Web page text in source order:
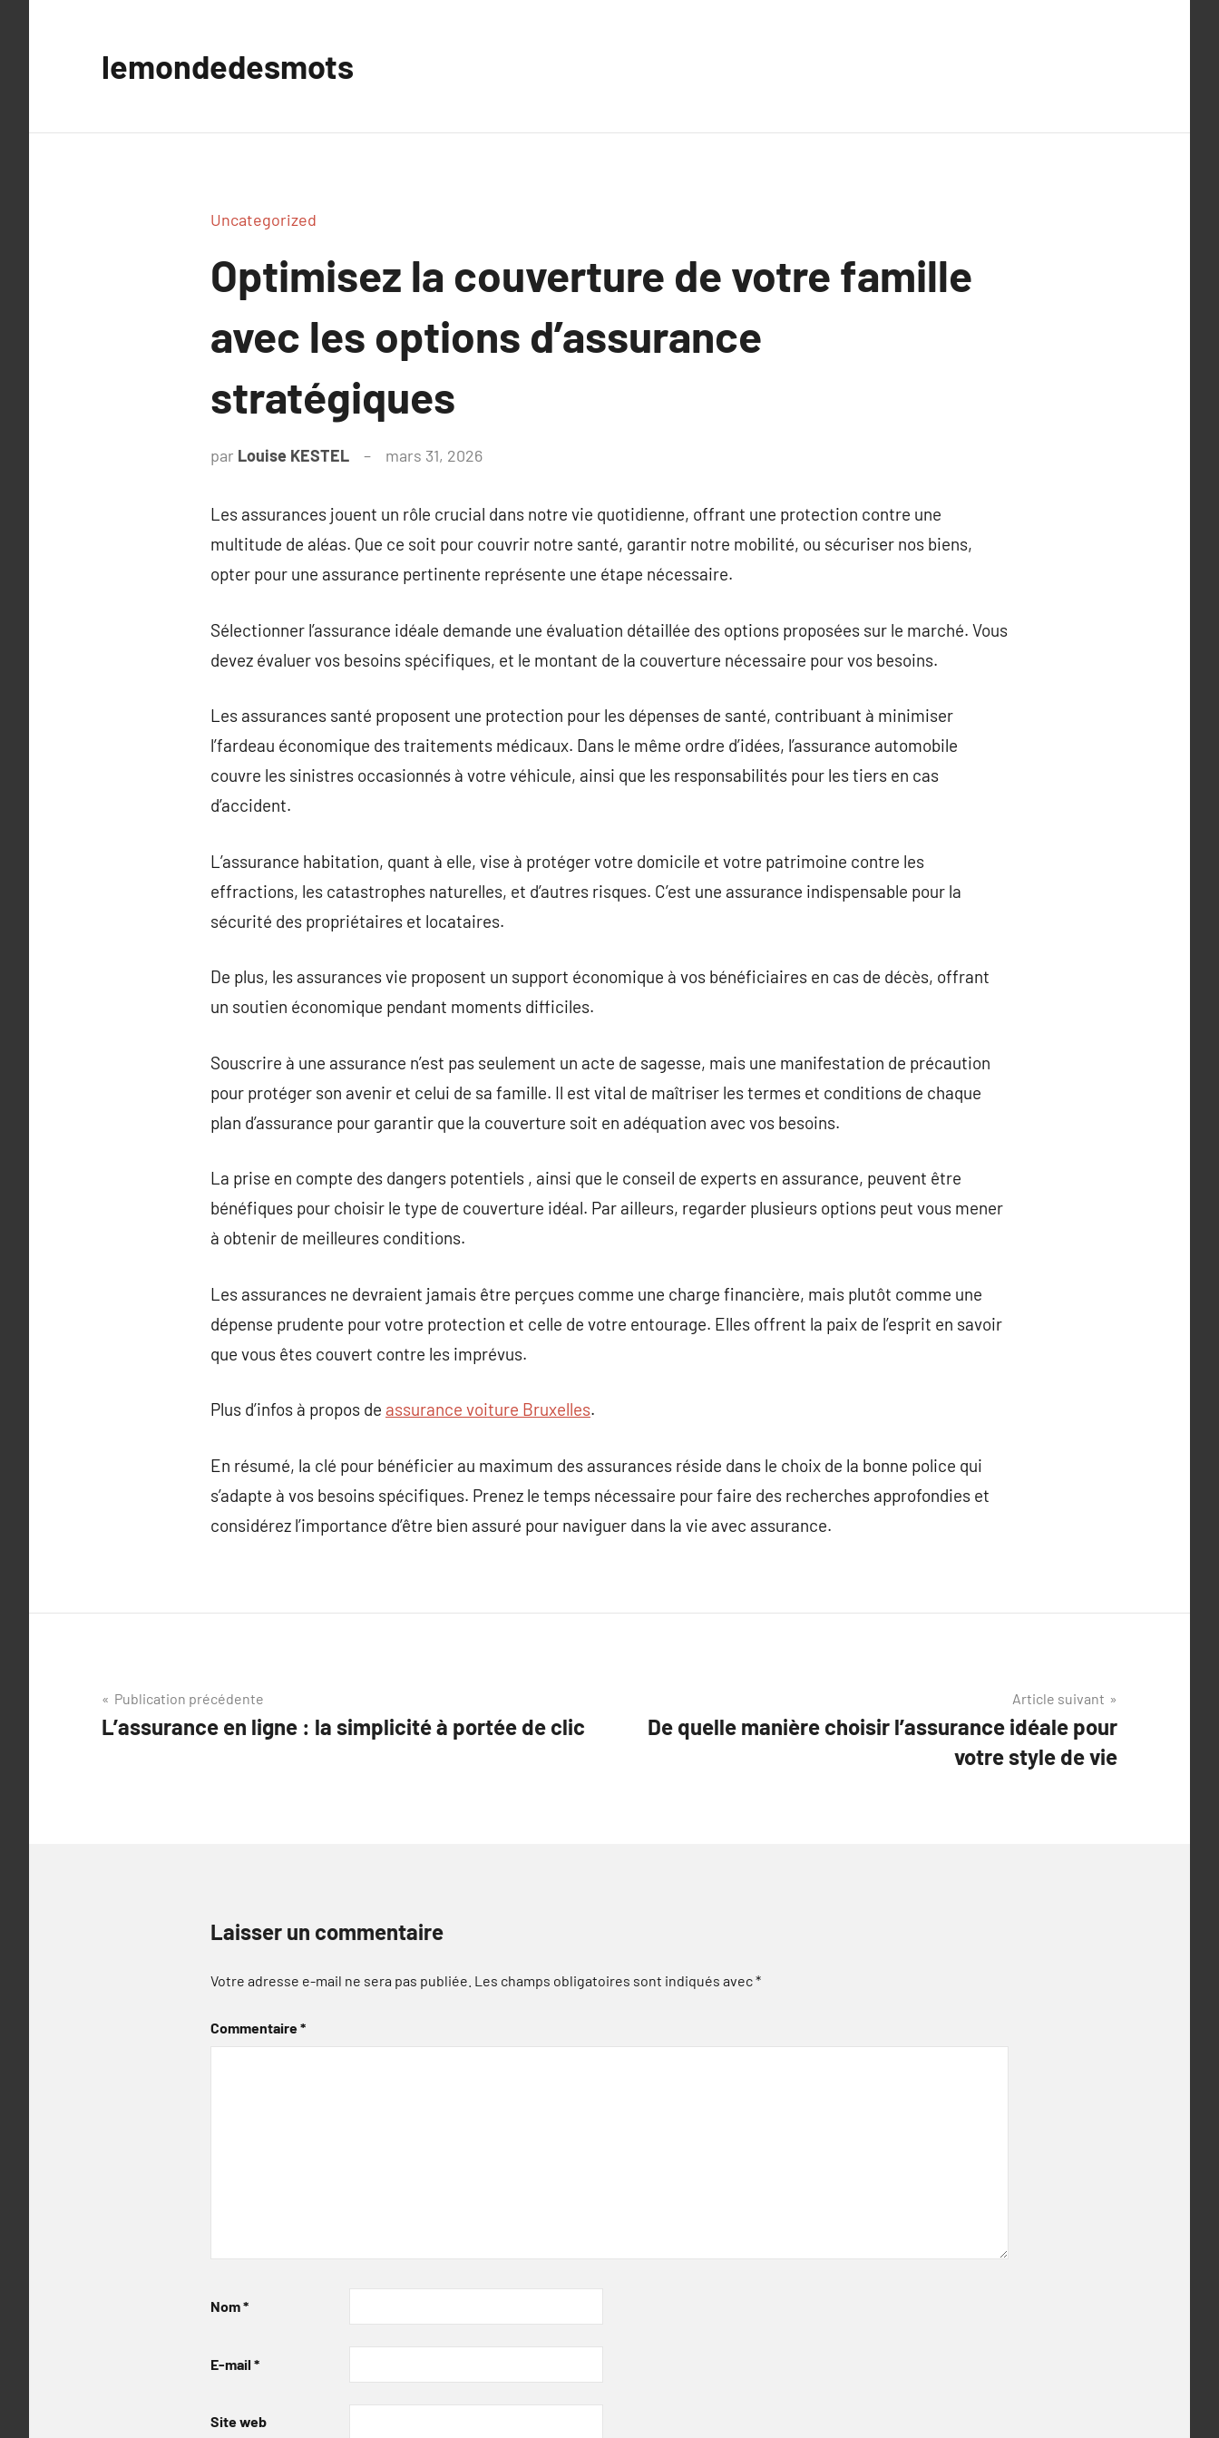
lemondedesmots
Uncategorized
Optimisez la couverture de votre famille
avec les options d’assurance
stratégiques
par Louise KESTEL mars 31, 2026
Les assurances jouent un rôle crucial dans notre vie quotidienne, offrant une protection contre une
multitude de aléas. Que ce soit pour couvrir notre santé, garantir notre mobilité, ou sécuriser nos biens,
opter pour une assurance pertinente représente une étape nécessaire.
Sélectionner l’assurance idéale demande une évaluation détaillée des options proposées sur le marché. Vous
devez évaluer vos besoins spécifiques, et le montant de la couverture nécessaire pour vos besoins.
Les assurances santé proposent une protection pour les dépenses de santé, contribuant à minimiser
l’fardeau économique des traitements médicaux. Dans le même ordre d’idées, l’assurance automobile
couvre les sinistres occasionnés à votre véhicule, ainsi que les responsabilités pour les tiers en cas
d’accident.
L’assurance habitation, quant à elle, vise à protéger votre domicile et votre patrimoine contre les
effractions, les catastrophes naturelles, et d’autres risques. C’est une assurance indispensable pour la
sécurité des propriétaires et locataires.
De plus, les assurances vie proposent un support économique à vos bénéficiaires en cas de décès, offrant
un soutien économique pendant moments difficiles.
Souscrire à une assurance n’est pas seulement un acte de sagesse, mais une manifestation de précaution
pour protéger son avenir et celui de sa famille. Il est vital de maîtriser les termes et conditions de chaque
plan d’assurance pour garantir que la couverture soit en adéquation avec vos besoins.
La prise en compte des dangers potentiels , ainsi que le conseil de experts en assurance, peuvent être
bénéfiques pour choisir le type de couverture idéal. Par ailleurs, regarder plusieurs options peut vous mener
à obtenir de meilleures conditions.
Les assurances ne devraient jamais être perçues comme une charge financière, mais plutôt comme une
dépense prudente pour votre protection et celle de votre entourage. Elles offrent la paix de l’esprit en savoir
que vous êtes couvert contre les imprévus.
Plus d’infos à propos de assurance voiture Bruxelles.
En résumé, la clé pour bénéficier au maximum des assurances réside dans le choix de la bonne police qui
s’adapte à vos besoins spécifiques. Prenez le temps nécessaire pour faire des recherches approfondies et
considérez l’importance d’être bien assuré pour naviguer dans la vie avec assurance.
Navigation
de
Publication précédente
L’assurance en ligne : la simplicité à portée de clic
Article suivant
De quelle manière choisir l’assurance idéale pour
votre style de vie
Laisser un commentaire
Votre adresse e-mail ne sera pas publiée. Les champs obligatoires sont indiqués avec*
Commentaire*
Nom*
E-mail *
Site web